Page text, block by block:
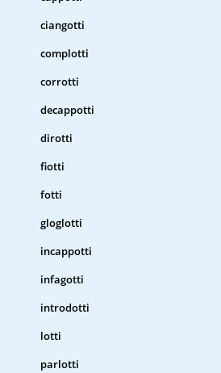
ciangotti
complotti
corrotti
decappotti
dirotti
fiotti
fotti
gloglotti
incappotti
infagotti
introdotti
lotti
parlotti